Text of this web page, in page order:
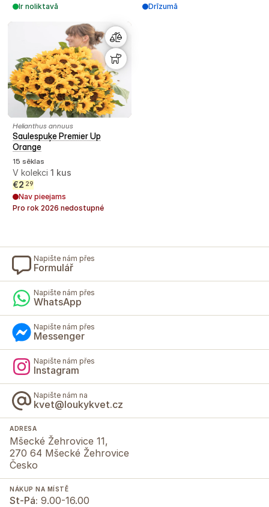
Ir noliktavā Drīzumā
Helianthus annuus
Saulespuķe Premier Up
Orange
15 sēklas
V kolekci 1 kus
€2 29
Nav pieejams
Pro rok 2026 nedostupné
Napište nám přes
Formulář
Napište nám přes
WhatsApp
Napište nám přes
Messenger
Napište nám přes
Instagram
Napište nám na
kvet@loukykvet.cz
ADRESA
Mšecké Žehrovice 11,
270 64 Mšecké Žehrovice
Česko
NÁKUP NA MÍSTĚ
St-Pá: 9.00-16.00